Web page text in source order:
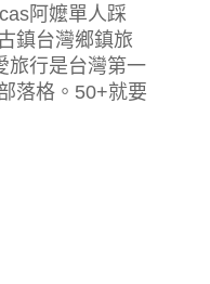
阿嬤單人踩
鎮台灣鄉鎮旅
旅行是台灣第一
落格。50+就要